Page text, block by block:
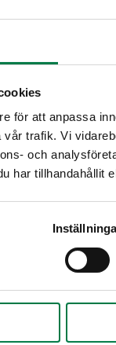
för att anpassa
trafik. Vi
och
har tillhandahållit
Lisää
Ohje: